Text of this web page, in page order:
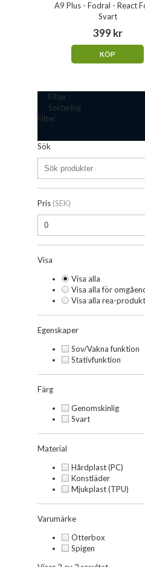
A9 Plus - Fodral - React
Svart
399 kr
KÖP
Filter
Sortering
Filter
Sök
Pris (SEK)
Visa
Visa alla
Visa alla för
Visa alla rea-
Egenskaper
Sov/Vakna funktion
Stativfunktion
Färg
Genomskinlig
Svart
Material
Hårdplast (PC)
Konstläder
Mjukplast (TPU)
Varumärke
Otterbox
Spigen